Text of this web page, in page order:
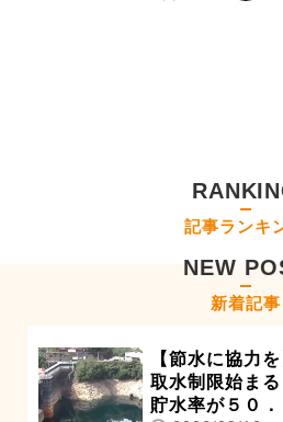
記事ランキ
NEW
新着記事
【節水に協力
取水制限始ま
貯水率が５０．